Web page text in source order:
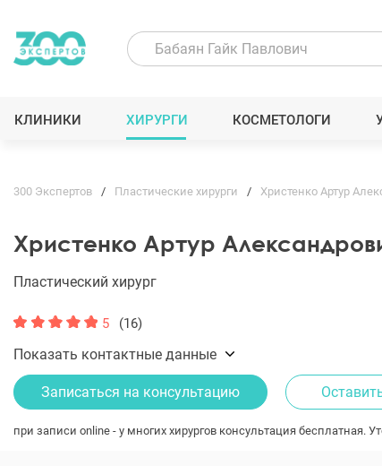
КЛИНИКИ ХИРУРГИ КОСМЕТОЛОГИ
300 Экспертов Пластические хирурги Христенко Артур
Христенко Артур
Пластический хирург
5 (16)
Показать контактные данные
Записаться на консультацию
при записи online - у многих хирургов консультация бесплатная.